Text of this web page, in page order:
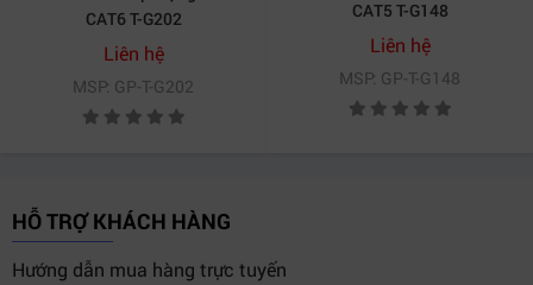
CAT6 T-G202
Liên hệ
MSP: GP-T-G202
CAT5 T-G148
Liên hệ
MSP: GP-T-G148
HỖ TRỢ KHÁCH HÀNG
Hướng dẫn mua hàng trực tuyến